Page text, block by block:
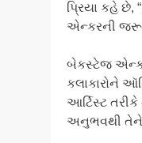
પ્રિયા કહે છે,
એન્કરની જરૂર
બેકસ્ટેજ એન્કર
કલાકારોને
આર્ટિસ્ટ
અનુભવથી તેને